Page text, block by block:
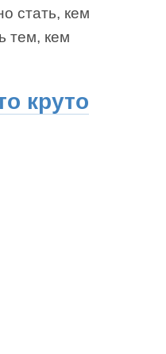
стать, кем
тем, кем
круто